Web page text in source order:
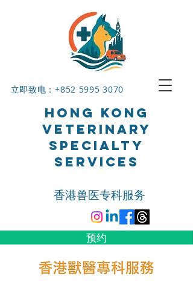
立即致电：+852 5995 3070
HONG KONG
VETERINARY
SPECIALTY
SERVICES
香港兽医专科服务
预约